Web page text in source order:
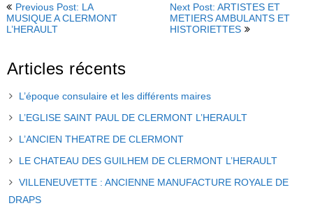
Previous Post: LA
MUSIQUE A CLERMONT
L’HERAULT
Next Post: ARTISTES ET
METIERS AMBULANTS ET
HISTORIETTES
Articles récents
L’époque consulaire et les différents maires
L’EGLISE SAINT PAUL DE CLERMONT L’HERAULT
L’ANCIEN THEATRE DE CLERMONT
LE CHATEAU DES GUILHEM DE CLERMONT L’HERAULT
VILLENEUVETTE : ANCIENNE MANUFACTURE ROYALE DE
DRAPS